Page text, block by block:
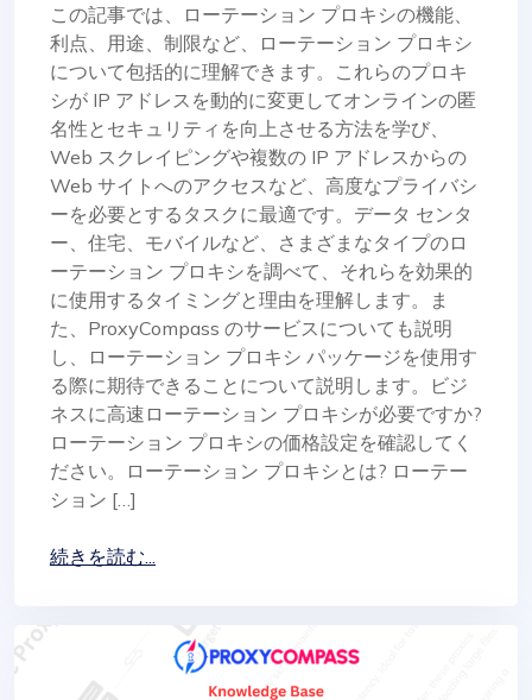
この記事では、ローテーション プロキシの機能、
利点、用途、制限など、ローテーション プロキシ
について包括的に理解できます。これらのプロキ
シが IP アドレスを動的に変更してオンラインの匿
名性とセキュリティを向上させる方法を学び、
Web スクレイピングや複数の IP アドレスからの
Web サイトへのアクセスなど、高度なプライバシ
ーを必要とするタスクに最適です。データ センタ
ー、住宅、モバイルなど、さまざまなタイプのロ
ーテーション プロキシを調べて、それらを効果的
に使用するタイミングと理由を理解します。ま
た、ProxyCompass のサービスについても説明
し、ローテーション プロキシ パッケージを使用す
る際に期待できることについて説明します。ビジ
ネスに高速ローテーション プロキシが必要ですか?
ローテーション プロキシの価格設定を確認してく
ださい。ローテーション プロキシとは? ローテー
ション […]
続きを読む...